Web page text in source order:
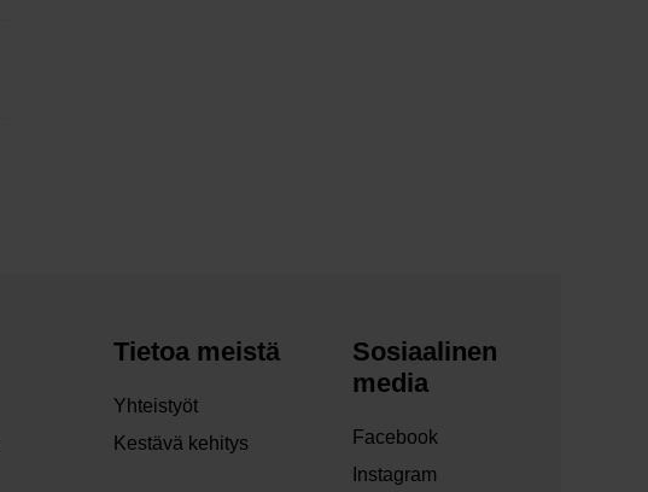
Tietoa meistä
Yhteistyöt
Kestävä kehitys
Sosiaalinen
media
Facebook
Instagram